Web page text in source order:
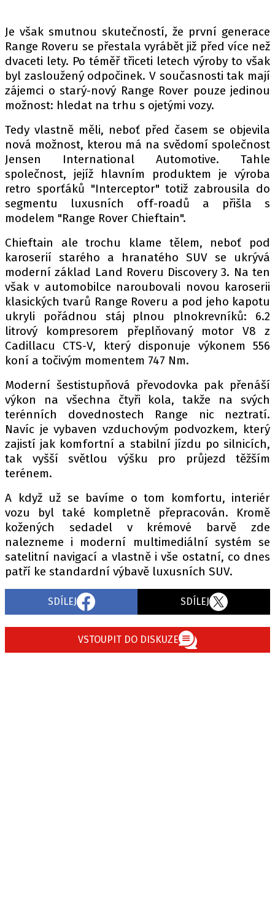
PIT LANE
ČEŠI V AKCI
FIA CEZ & POHÁRY
MEZINÁRODNÍ SCÉNA
SLEDUJTE NÁS NA |
Máte příběh, fotku nebo video?
Pošlete e-mail na autoroad.cz
KONTAKT
VYDAVATEL
INZERCE
OSOBNÍ ÚDAJE / COOKIES
Provozovatelem serveru autoroad.cz je
INCORP MEDIA GROUP s.r.o., IČ: 118 23 054
Je však smutnou skutečností, že první generace
Range Roveru se přestala vyrábět již před více než
dvaceti lety. Po téměř třiceti letech výroby to však
byl zasloužený odpočinek. V současnosti tak mají
zájemci o starý-nový Range Rover pouze jedinou
možnost: hledat na trhu s ojetými vozy.
Tedy vlastně měli, neboť před časem se objevila
nová možnost, kterou má na svědomí společnost
Jensen International Automotive. Tahle
společnost, jejíž hlavním produktem je výroba
retro sporťáků "Interceptor" totiž zabrousila do
segmentu luxusních off-roadů a přišla s
modelem "Range Rover Chieftain".
Chieftain ale trochu klame tělem, neboť pod
karoserií starého a hranatého SUV se ukrývá
moderní základ Land Roveru Discovery 3. Na ten
však v automobilce naroubovali novou karoserii
klasických tvarů Range Roveru a pod jeho kapotu
ukryli pořádnou stáj plnou plnokrevníků: 6.2
litrový kompresorem přeplňovaný motor V8 z
Cadillacu CTS-V, který disponuje výkonem 556
koní a točivým momentem 747 Nm.
Moderní šestistupňová převodovka pak přenáší
výkon na všechna čtyři kola, takže na svých
terénních dovednostech Range nic neztratí.
Navíc je vybaven vzduchovým podvozkem, který
zajistí jak komfortní a stabilní jízdu po silnicích,
tak vyšší světlou výšku pro průjezd těžším
terénem.
A když už se bavíme o tom komfortu, interiér
vozu byl také kompletně přepracován. Kromě
kožených sedadel v krémové barvě zde
nalezneme i moderní multimediální systém se
satelitní navigací a vlastně i vše ostatní, co dnes
patří ke standardní výbavě luxusních SUV.
SDÍLEJ SDÍLEJ
VSTOUPIT DO DISKUZE